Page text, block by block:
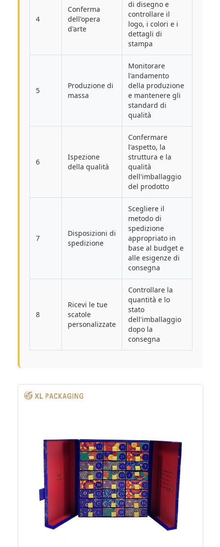
4
Conferma
dell'opera
d'arte
di disegno e
controllare il
logo, i colori e i
dettagli di
stampa
5
Produzione di
massa
Monitorare
l'andamento
della produzione
e mantenere gli
standard di
qualità
6
Ispezione
della qualità
Confermare
l'aspetto, la
struttura e la
qualità
dell'imballaggio
del prodotto
7
Disposizioni di
spedizione
Scegliere il
metodo di
spedizione
appropriato in
base al budget e
alle esigenze di
consegna
8
Ricevi le tue
scatole
personalizzate
Controllare la
quantità e lo
stato
dell'imballaggio
dopo la
consegna